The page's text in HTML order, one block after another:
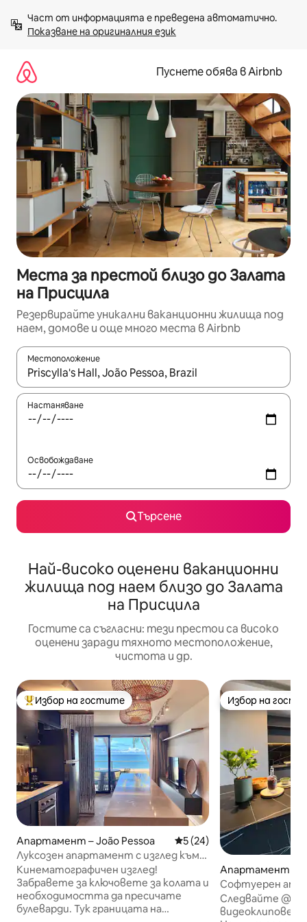
към
съдържанието
Показване на оригиналния език
Пуснете обява в Airbnb
Места за престой близо до Залата
на Присцила
Резервирайте уникални ваканционни жилища под
наем, домове и още много места в Airbnb
Местоположение
Когато резултатите се покажат, използвайте
Настаняване
Освобождаване
Търсене
Най-високо оценени ваканционни
жилища под наем близо до Залата
на Присцила
Гостите са съгласни: тези престои са високо
оценени заради тяхното местоположение,
чистота и др.
Най-популярен избор на гостите
Избор на гостите
Апартамент – João Pessoa Средна оценка: 5 от 5,
5 (24)
Луксозен апартамент с изглед към
морето, на първа линия
Кинематографичен изглед!
Забравете за ключовете за колата и
необходимостта да пресичате
булеварди. Тук границата на
Избор на
Избор на
Апартамент –
a
Софтуерен
Бранко – край
Следвайте @ и